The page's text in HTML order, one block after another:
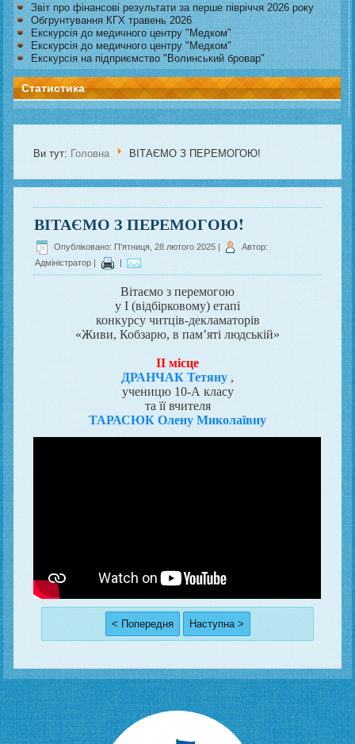
Звіт про фінансові результати за перше півріччя 2026 року
Обгрунтування КГХ травень 2026
Екскурсія до медичного центру "Медком"
Екскурсія до медичного центру "Медком"
Екскурсія на підприємство "Волинський бровар"
Статистика
Ви тут: Головна ВІТАЄМО З ПЕРЕМОГОЮ!
ВІТАЄМО З ПЕРЕМОГОЮ!
Опубліковано: П'ятниця, 28 лютого 2025 |
Автор:
Адміністратор
Вітаємо з перемогою
у I (відбірковому) етапі
конкурсу читців-декламаторів
«Живи, Кобзарю, в пам’яті людській»
II місце
ДРАНЧАК Тетяну ,
ученицю 10-А класу
та її вчителя
ТАРАСЮК Олену Миколаївну
< Попередня Наступна >